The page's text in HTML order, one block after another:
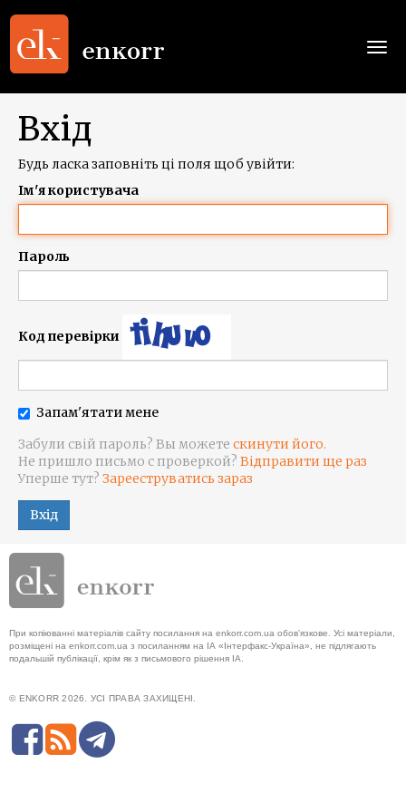
Вхід
Будь ласка заповніть ці поля щоб увійти:
Ім'я користувача
Пароль
Код перевірки
Запам'ятати мене
Забули свій пароль? Вы можете скинути його.
Не пришло письмо с проверкой? Відправити ще раз
Уперше тут? Зарееструватись зараз
Вхід
При копіюванні матеріалів сайту посилання на enkorr.com.ua обов'язкове. Усі матеріали,
розміщені на enkorr.com.ua з посиланням на ІА «Інтерфакс-Україна», не підлягають
подальшій публікації, крім як з письмового рішення ІА.
© ENKORR 2026. УСІ ПРАВА ЗАХИЩЕНІ.